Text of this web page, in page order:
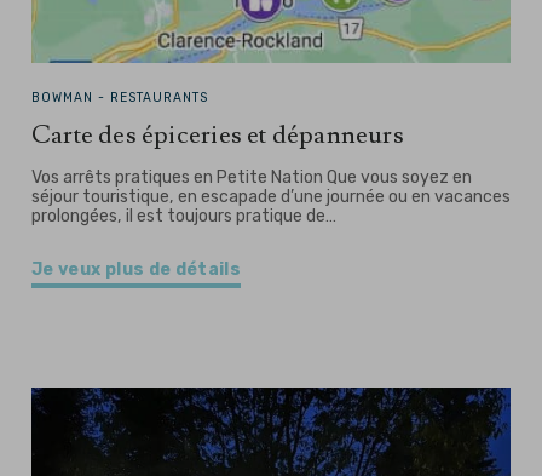
BOWMAN - RESTAURANTS
Carte des épiceries et dépanneurs
Vos arrêts pratiques en Petite Nation Que vous soyez en
séjour touristique, en escapade d’une journée ou en vacances
prolongées, il est toujours pratique de…
Je veux plus de détails